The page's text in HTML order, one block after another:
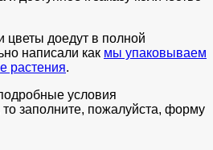
доедут в полной
написали как мы упаковываем
растения.
условия
то заполните, пожалуйста, форму